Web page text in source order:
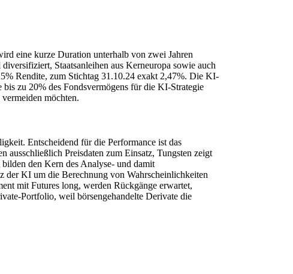
eine kurze Duration unterhalb von zwei Jahren
Staatsanleihen aus Kerneuropa sowie auch
Rendite, zum Stichtag 31.10.24 exakt 2,47%. Die KI-
zu 20% des Fondsvermögens für die KI-Strategie
möchten.
Entscheidend für die Performance ist das
Preisdaten zum Einsatz, Tungsten zeigt
den Kern des Analyse- und damit
der KI um die Berechnung von Wahrscheinlichkeiten
mit Futures long, werden Rückgänge erwartet,
Portfolio, weil börsengehandelte Derivate die